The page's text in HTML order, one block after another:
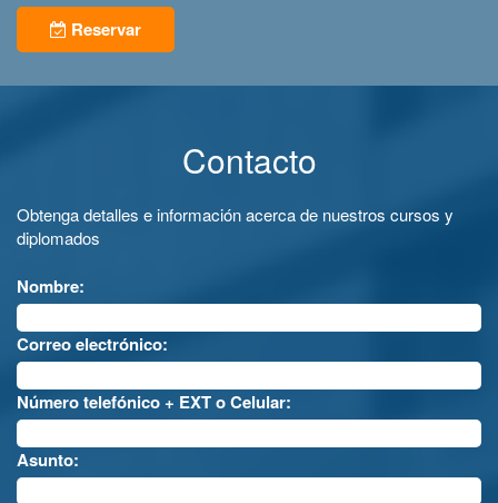
Reservar
Contacto
Obtenga detalles e información acerca de nuestros cursos y
diplomados
Nombre:
Correo electrónico:
Número telefónico + EXT o Celular:
Asunto: